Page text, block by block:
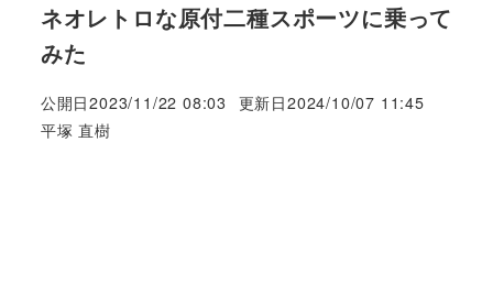
ネオレトロな原付二種スポーツに乗って
みた
公開日2023/11/22 08:03 更新日2024/10/07 11:45
著
平塚 直樹